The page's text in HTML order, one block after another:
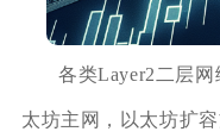
各类Layer2二层
太坊主网，以太坊扩